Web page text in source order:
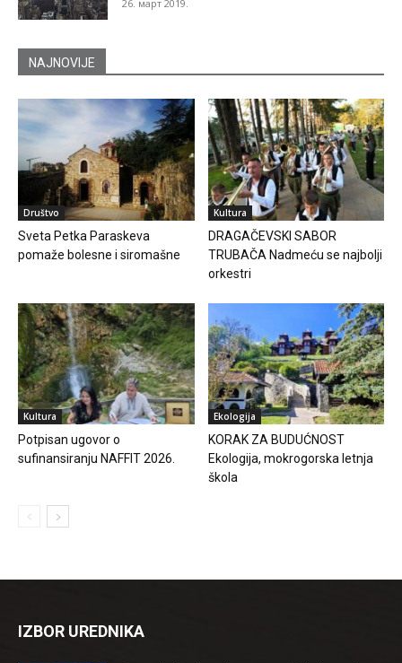
26. март 2019.
NAJNOVIJE
Društvo
Sveta Petka Paraskeva
pomaže bolesne i siromašne
Kultura
DRAGAČEVSKI SABOR
TRUBAČA Nadmeću se najbolji
orkestri
Kultura
Potpisan ugovor o
sufinansiranju NAFFIT 2026.
Ekologija
KORAK ZA BUDUĆNOST
Ekologija, mokrogorska letnja
škola
IZBOR UREDNIKA